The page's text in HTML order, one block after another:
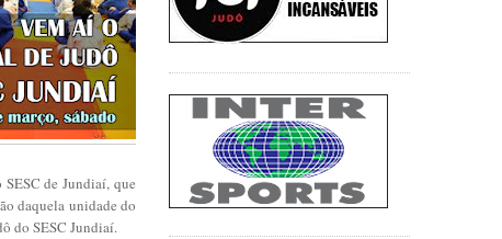
de Jundiaí, que
daquela unidade do
do SESC Jundiaí.